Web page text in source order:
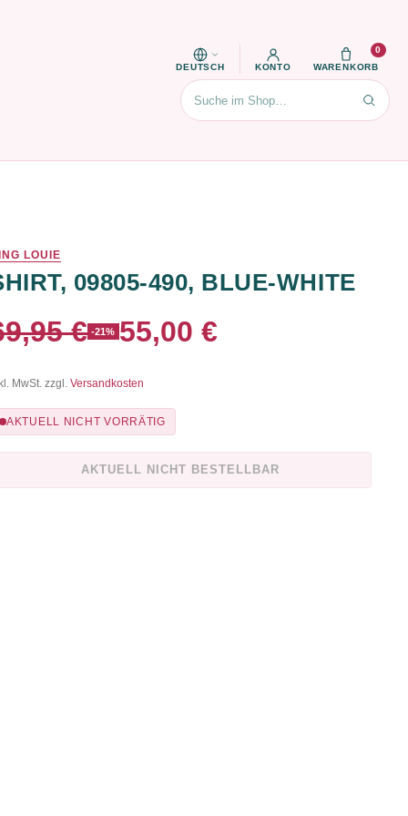
DEUTSCH KONTO WARENKORB
0
Suchen
LOUIE
09805-490, BLUE-WHITE
€ -21% 55,00 €
MwSt. zzgl. Versandkosten
AKTUELL NICHT VORRÄTIG
AKTUELL NICHT BESTELLBAR